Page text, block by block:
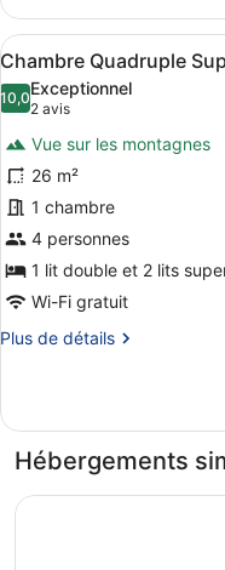
le
type
de
chambre
Chambre
Triple
Supérieure
Afficher
toutes
les
photos
pour
ce
type
de
chambre :
Chambre
Quadruple
Supérieure
9
Chambre Quadruple
10,010,0 sur 10
Exceptionnel
2 avis
(2 avis)
Vue sur les montagnes
26 m²
1 chambre
4 personnes
1 lit double et 2 lits
Wi-Fi gratuit
Plus de détails
Plus
le
de
Chambre
Hébergements
NIGHT INN Hotel